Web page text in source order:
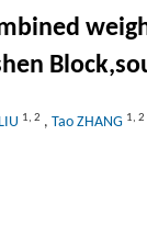
1, 2 , Tao ZHANG 1, 2